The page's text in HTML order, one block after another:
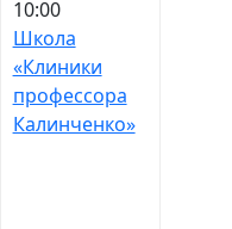
10:00
Школа
«Клиники
профессора
Калинченко»